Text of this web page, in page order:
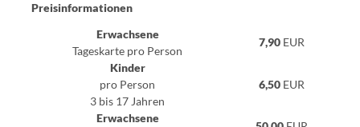
Preisinformationen
Erwachsene
Tageskarte pro Person
7,90 EUR
Kinder
pro Person
3 bis 17 Jahren
6,50 EUR
Erwachsene